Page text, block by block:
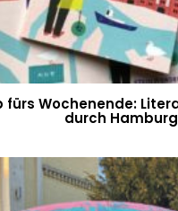
fürs Wochenende:
durch Hamburg